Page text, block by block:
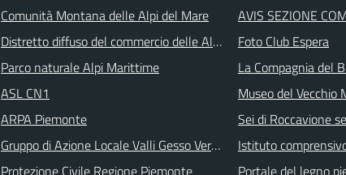
Comunità Montana delle Alpi del Mare
Distretto diffuso del commercio delle Alpi Marittime
Parco naturale Alpi Marittime
ASL CN1
ARPA Piemonte
Gruppo di Azione Locale Valli Gesso Vermenagna Pesio
Protezione Civile Regione Piemonte
AVIS SEZIONE
Foto Club Espera
La Compagnia del
Museo del Vecchio
Sei di Roccavione
Istituto
Portale del legno